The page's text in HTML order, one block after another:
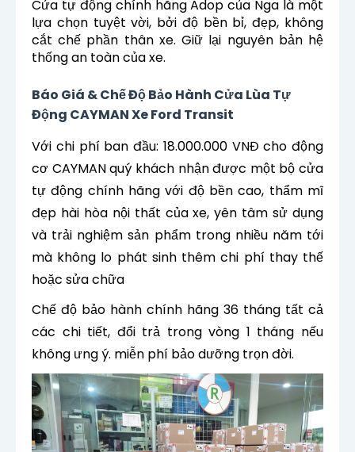
Cửa tự động chính hãng Adop của Nga là một
lựa chọn tuyệt vời, bởi độ bền bỉ, đẹp, không
cắt chế phần thân xe. Giữ lại nguyên bản hệ
thống an toàn của xe.
Báo Giá & Chế Độ Bảo Hành Cửa Lùa Tự
Động CAYMAN Xe Ford Transit
Với chi phí ban đầu: 18.000.000 VNĐ cho động
cơ CAYMAN quý khách nhận được một bộ cửa
tự động chính hãng với độ bền cao, thẩm mĩ
đẹp hài hòa nội thất của xe,yên tâm sử dụng
và trải nghiệm sản phẩm trong nhiều năm tới
mà không lo phát sinh thêm chi phí thay thế
hoặc sửa chữa
Chế độ bảo hành chính hãng 36 tháng tất cả
các chi tiết, đổi trả trong vòng 1 tháng nếu
không ưng ý. miễn phí bảo dưỡng trọn đời.